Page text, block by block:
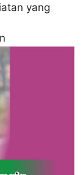
yang